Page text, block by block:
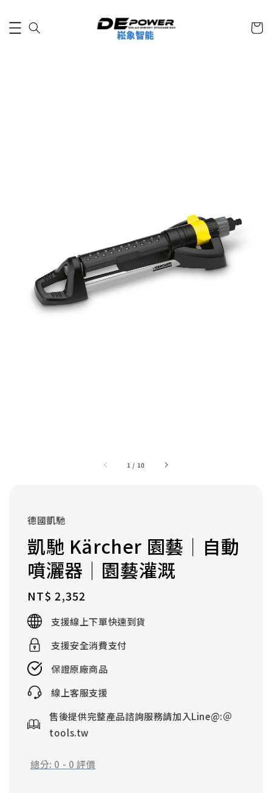
1 / 10
德國凱馳
凱馳 Kärcher 園藝｜自動
噴灑器｜園藝灌溉
Regular
price
NT$ 2,352
支援線上下單快速到貨
支援安全消費支付
保證原廠商品
線上客服支援
售後提供完整產品諮詢服務請加入Line@:＠
tools.tw
總分: 0 - 0 評價